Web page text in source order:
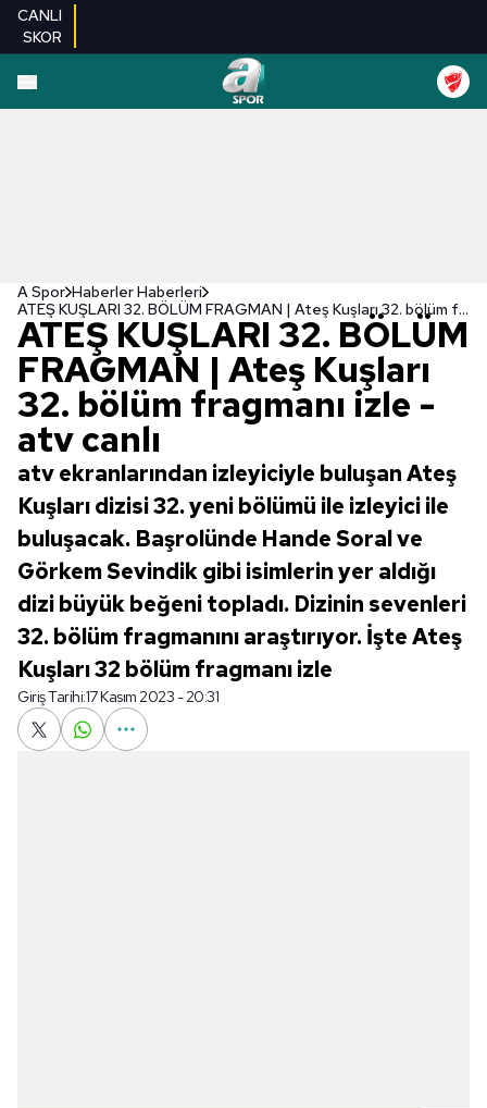
CANLI
SKOR
A Spor Haberler Haberleri
ATEŞ KUŞLARI 32. BÖLÜM FRAGMAN | Ateş Kuşları 32. bölüm fragmanı izle - atv canlı
ATEŞ KUŞLARI 32. BÖLÜM
FRAGMAN | Ateş Kuşları
32. bölüm fragmanı izle -
atv canlı
atv ekranlarından izleyiciyle buluşan Ateş
Kuşları dizisi 32. yeni bölümü ile izleyici ile
buluşacak. Başrolünde Hande Soral ve
Görkem Sevindik gibi isimlerin yer aldığı
dizi büyük beğeni topladı. Dizinin sevenleri
32. bölüm fragmanını araştırıyor. İşte Ateş
Kuşları 32 bölüm fragmanı izle
Giriş Tarihi:17 Kasım 2023 - 20:31